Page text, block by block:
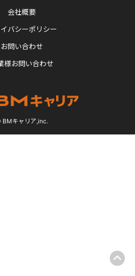
会社概要
バシーポリシー
お問い合わせ
様お問い合わせ
BMキャリア,inc.